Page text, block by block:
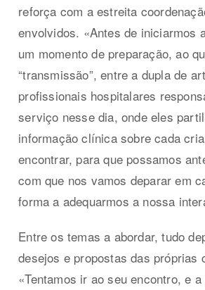
reforça com a estreita
envolvidos. «Antes de iniciarmos
um momento de preparação, ao
“transmissão”, entre a dupla de
profissionais hospitalares
serviço nesse dia, onde eles
informação clínica sobre cada
encontrar, para que possamos
com que nos vamos deparar em
forma a adequarmos a nossa
Entre os temas a abordar, tudo
desejos e propostas das próprias
«Tentamos ir ao seu encontro, e